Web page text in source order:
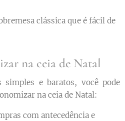
clássica que é fácil de
na ceia de Natal
simples e baratos, você pode
na ceia de Natal:
com antecedência e